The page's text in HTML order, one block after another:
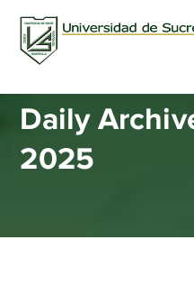
Home
Daily
2025